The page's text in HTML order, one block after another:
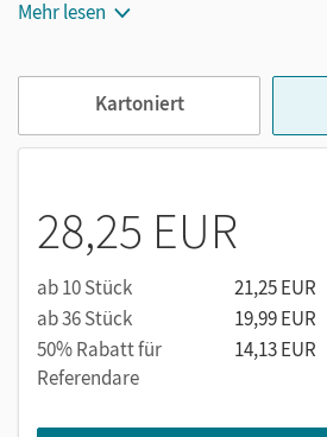
Mehr lesen
Kartoniert
28,25 EUR
ab 10 Stück
21,25 EUR
ab 36 Stück
19,99 EUR
50% Rabatt für
Referendare
14,13 EUR